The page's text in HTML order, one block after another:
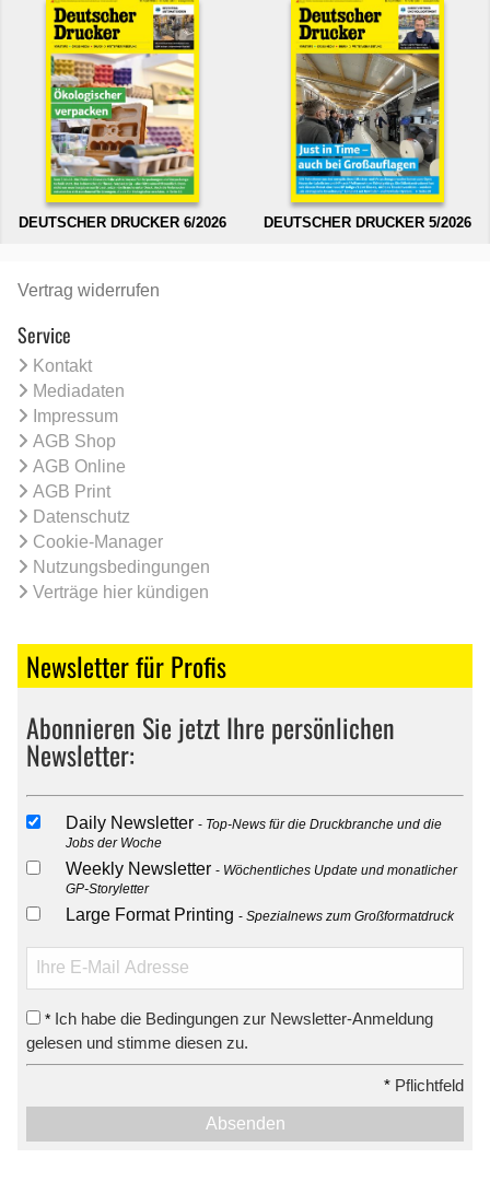
DEUTSCHER DRUCKER 6/2026 DEUTSCHER DRUCKER 5/2026
Vertrag widerrufen
Service
Kontakt
Mediadaten
Impressum
AGB Shop
AGB Online
AGB Print
Datenschutz
Cookie-Manager
Nutzungsbedingungen
Verträge hier kündigen
Newsletter für Profis
Abonnieren Sie jetzt Ihre persönlichen
Newsletter:
Daily Newsletter
Top-News für die Druckbranche und die
Jobs der Woche
Weekly Newsletter
Wöchentliches Update und monatlicher
GP-Storyletter
Large Format Printing Spezialnews zum Großformatdruck
* Ich habe die Bedingungen zur Newsletter-Anmeldung
gelesen und stimme diesen zu.
* Pflichtfeld
Absenden